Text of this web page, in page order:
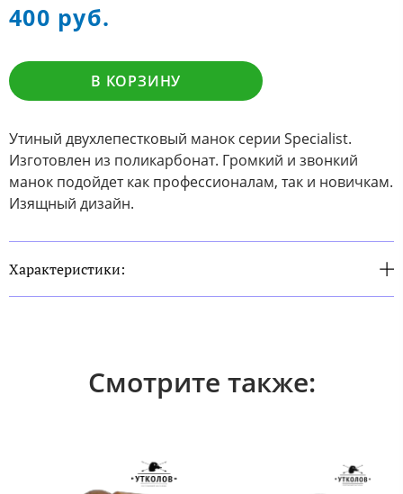
400 руб.
В КОРЗИНУ
Утиный двухлепестковый манок серии Specialist.
Изготовлен из поликарбонат. Громкий и звонкий
манок подойдет как профессионалам, так и новичкам.
Изящный дизайн.
Характеристики:
Смотрите также: